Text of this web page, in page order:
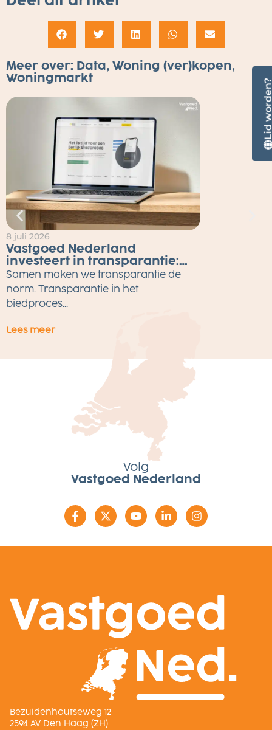
Meer over: Data, Woning (ver)kopen,
Woningmarkt
8 juli 2026
Vastgoed Nederland
investeert in transparantie:
Eerlijk Bieden tot eind 2026
gratis voor alle makelaars
Samen maken we transparantie de
norm. Transparantie in het
biedproces...
Lees meer
Volg
Vastgoed Nederland
Bezuidenhoutseweg 12
2594 AV Den Haag (ZH)
Lid